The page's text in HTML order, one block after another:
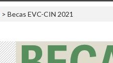
> Becas EVC-CIN 2021